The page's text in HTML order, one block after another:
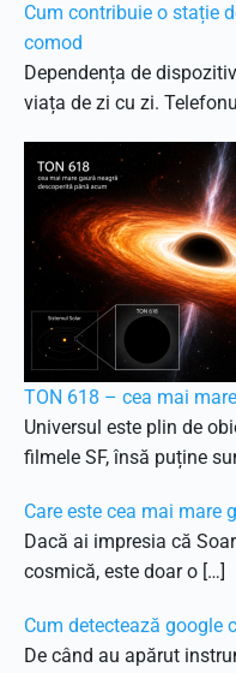
Cum contribuie o stație
comod
Dependența de
viața de zi cu zi.
TON 618 – cea mai
Universul este plin de
filmele SF, însă puține
Care este cea mai mare
Dacă ai impresia că
cosmică, este doar o […]
Cum detectează google
De când au apărut